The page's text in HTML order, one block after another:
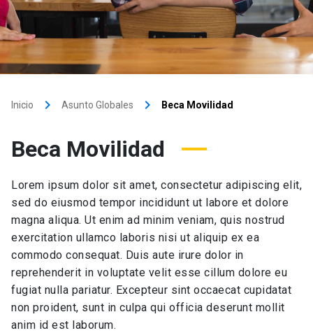
Inicio keyboard_arrow_right Asunto Globales keyboard_arrow_right Beca Movilidad
Beca Movilidad
Lorem ipsum dolor sit amet, consectetur adipiscing elit,
sed do eiusmod tempor incididunt ut labore et dolore
magna aliqua. Ut enim ad minim veniam, quis nostrud
exercitation ullamco laboris nisi ut aliquip ex ea
commodo consequat. Duis aute irure dolor in
reprehenderit in voluptate velit esse cillum dolore eu
fugiat nulla pariatur. Excepteur sint occaecat cupidatat
non proident, sunt in culpa qui officia deserunt mollit
anim id est laborum.